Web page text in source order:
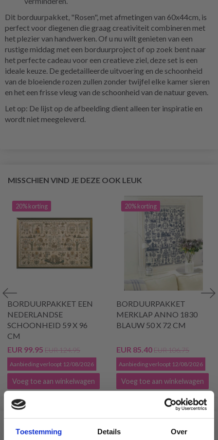
Toestemming Details Over
Dit borduurpakket, "Rosen", met afmetingen van 60x44cm, is
perfect voor diegenen die graag creativiteit combineren met
het plezier van handwerken. Of u nu wilt genieten van een
rustige middag met een borduurproject of op zoek bent naar
het perfecte cadeau voor een creatieve ziel, deze set is een
ideale keuze. De gedetailleerde uitvoering en de schoonheid
van de bloeiende rozen zullen zonder twijfel elke kamer sieren
en het een frisse vleug van de schoonheid van de natuur geven.
Let op: De lijst op de afbeelding dient alleen ter inspiratie en
wordt niet meegeleverd.
MISSCHIEN VIND JE DEZE OOK LEUK
20% korting
BORDUURPAKKET EEN
NEDERLANDSE
SCHOONHEID 59 X 96
CM
EUR 99.95 EUR 124.95
Aanbieding verloopt 12/08/2026
Voeg toe aan winkelwagen
20% korting
BORDUURPAKKET
MERKLAP ANNO 1830
BLAUW 50 X 72 CM
EUR 85.40EUR 106.75
Aanbieding verloopt 12/08/2026
Voeg toe aan winkelwagen